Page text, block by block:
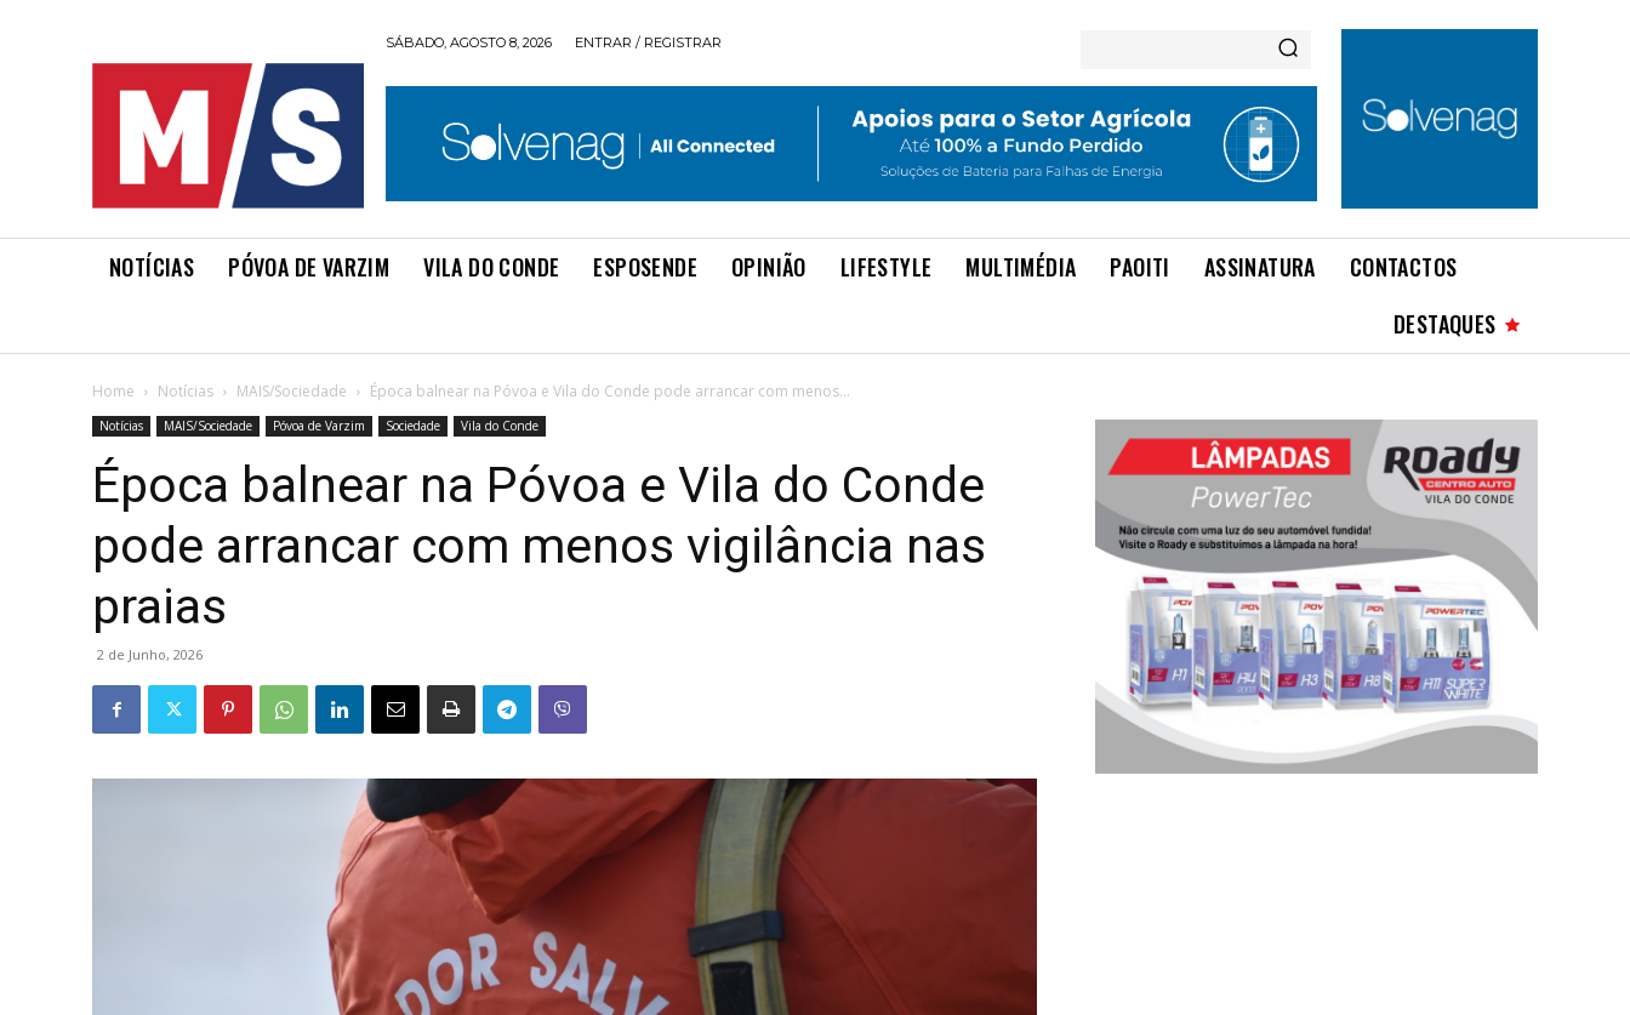
SÁBADO, AGOSTO 8, 2026 ENTRAR / REGISTRAR
NOTÍCIAS PÓVOA DE VARZIM VILA DO CONDE ESPOSENDE OPINIÃO LIFESTYLE MULTIMÉDIA PAOITI ASSINATURA
CONTACTOS
DESTAQUES
Home Notícias MAIS/Sociedade Época balnear na Póvoa e Vila do Conde pode arrancar com menos...
Notícias MAIS/Sociedade Póvoa de Varzim Sociedade Vila do Conde
Época balnear na Póvoa e Vila do Conde
pode arrancar com menos vigilância nas
praias
2 de Junho, 2026